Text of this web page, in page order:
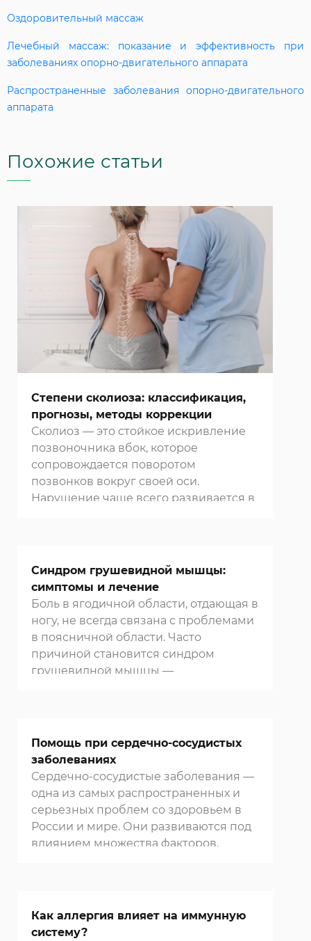
Оздоровительный массаж
Лечебный массаж: показание и эффективность при
заболеваниях опорно-двигательного аппарата
Распространенные заболевания опорно-двигательного
аппарата
Похожие статьи
Степени сколиоза: классификация,
прогнозы, методы коррекции
Сколиоз — это стойкое искривление
позвоночника вбок, которое
сопровождается поворотом
позвонков вокруг своей оси.
Нарушение чаще всего развивается в
работу внутренних органов, дыхание,
выявлено искривление, тем выше
шансы скорректировать его без
осложнений. Важно понимать, что
сколиоз — это не просто дефект
внешности, а полноценное
Синдром грушевидной мышцы:
симптомы и лечение
Боль в ягодичной области, отдающая в
ногу, не всегда связана с проблемами
в поясничной области. Часто
причиной становится синдром
грушевидной мышцы —
тех, кто много времени проводит в
положении сидя. Отсутствие точной
диагностики приводит к затяжному
В этой статье разберем причины,
симптомы, методы диагностики и
эффективные подходы к терапии
Помощь при сердечно-сосудистых
заболеваниях
Сердечно-сосудистые заболевания —
одна из самых распространенных и
серьезных проблем со здоровьем в
России и мире. Они развиваются под
влиянием множества факторов,
протекают без заметных симптомов,
поэтому важно своевременно
Как аллергия влияет на иммунную
систему?